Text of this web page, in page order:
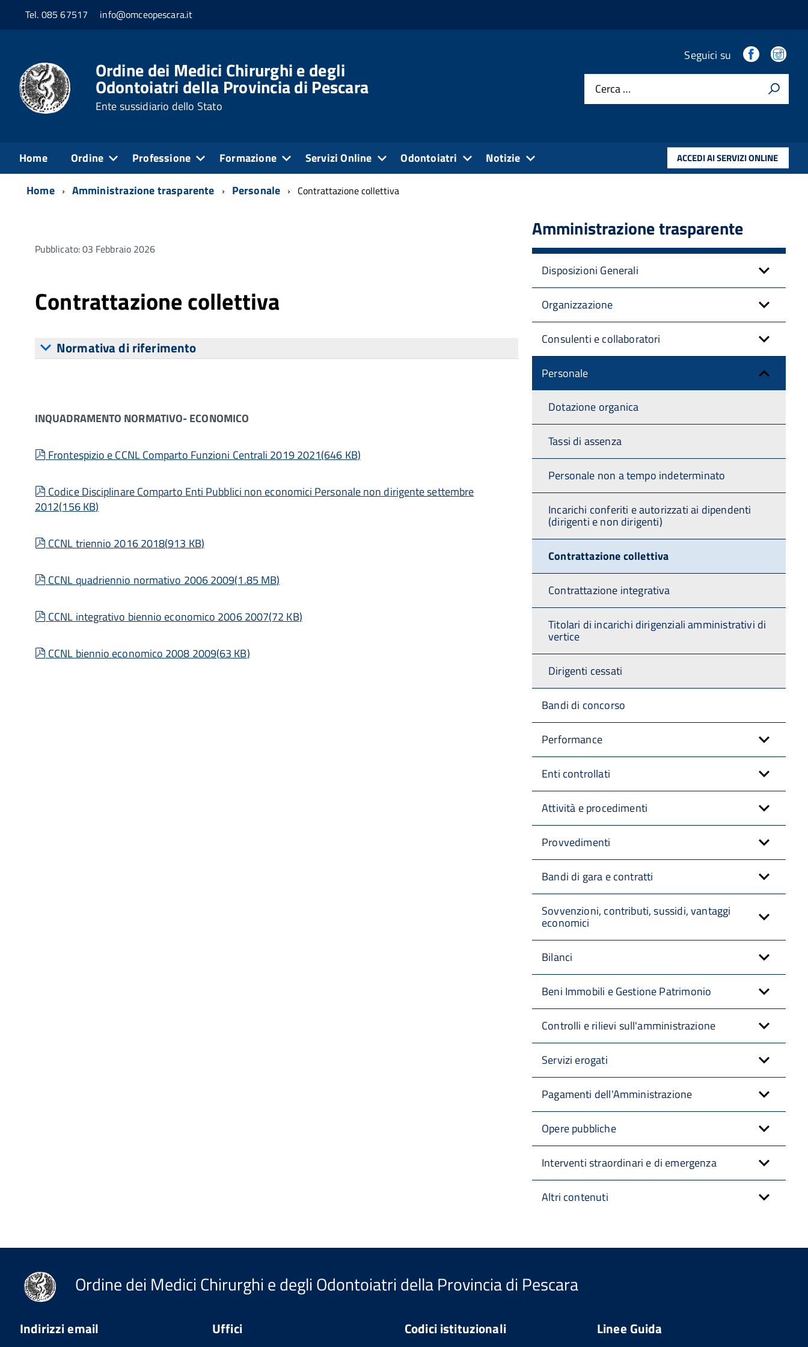
Tel. 085 67517 info@omceopescara.it
Ordine dei Medici Chirurghi e degli
Odontoiatri della Provincia di Pescara
Ente sussidiario dello Stato
Seguici su
Cerca …
Home Ordine Professione Formazione Servizi Online Odontoiatri Notizie ACCEDI AI SERVIZI ONLINE
Home Amministrazione trasparente Personale Contrattazione collettiva
Pubblicato: 03 Febbraio 2026
Contrattazione collettiva
Normativa di riferimento
INQUADRAMENTO NORMATIVO- ECONOMICO
pdf
Frontespizio e CCNL Comparto Funzioni Centrali 2019 2021(646 KB)
pdf
Codice Disciplinare Comparto Enti Pubblici non economici Personale non dirigente settembre
2012(156 KB)
pdf
CCNL triennio 2016 2018(913 KB)
pdf
CCNL quadriennio normativo 2006 2009(1.85 MB)
pdf
CCNL integrativo biennio economico 2006 2007(72 KB)
pdf
CCNL biennio economico 2008 2009(63 KB)
Amministrazione trasparente
Disposizioni Generali
Organizzazione
Consulenti e collaboratori
Personale
Dotazione organica
Tassi di assenza
Personale non a tempo indeterminato
Incarichi conferiti e autorizzati ai dipendenti
(dirigenti e non dirigenti)
Contrattazione collettiva
Contrattazione integrativa
Titolari di incarichi dirigenziali amministrativi di
vertice
Dirigenti cessati
Bandi di concorso
Performance
Enti controllati
Attività e procedimenti
Provvedimenti
Bandi di gara e contratti
Sovvenzioni, contributi, sussidi, vantaggi
economici
Bilanci
Beni Immobili e Gestione Patrimonio
Controlli e rilievi sull'amministrazione
Servizi erogati
Pagamenti dell'Amministrazione
Opere pubbliche
Interventi straordinari e di emergenza
Altri contenuti
Ordine dei Medici Chirurghi e degli Odontoiatri della Provincia di Pescara
Indirizzi email Uffici Codici istituzionali Linee Guida